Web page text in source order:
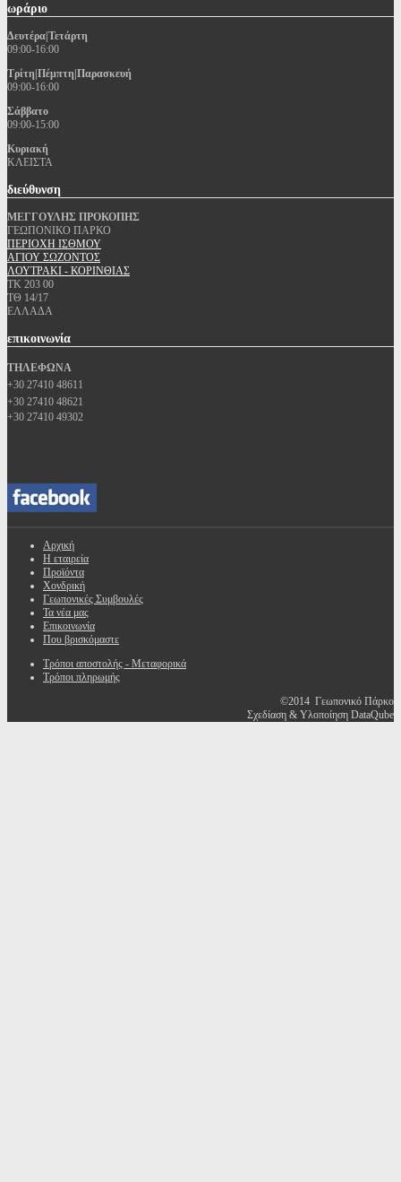
ωράριο
Δευτέρα|Τετάρτη
09:00-16:00
Τρίτη|Πέμπτη|Παρασκευή
09:00-16:00
Σάββατο
09:00-15:00
Κυριακή
ΚΛΕΙΣΤΑ
διεύθυνση
ΜΕΓΓΟΥΛΗΣ ΠΡΟΚΟΠΗΣ
ΓΕΩΠΟΝΙΚΟ ΠΑΡΚΟ
ΠΕΡΙΟΧΗ ΙΣΘΜΟΥ
ΑΓΙΟΥ ΣΩΖΟΝΤΟΣ
ΛΟΥΤΡΑΚΙ - ΚΟΡΙΝΘΙΑΣ
ΤΚ 203 00
ΤΘ 14/17
ΕΛΛΑΔΑ
επικοινωνία
ΤΗΛΕΦΩΝΑ
+30 27410 48611
+30 27410 48621
+30 27410 49302
Αρχική
Η εταιρεία
Προϊόντα
Χονδρική
Γεωπονικές Συμβουλές
Τα νέα μας
Επικοινωνία
Που βρισκόμαστε
Τρόποι αποστολής - Μεταφορικά
Τρόποι πληρωμής
©2014 Γεωπονικό Πάρκο
Σχεδίαση & Υλοποίηση DataQube